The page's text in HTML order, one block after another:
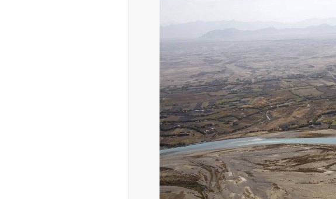
واردات خودرو از منطقه آزاد تهران؛ مناظره
داغی که بازار خودرو را تحت تأثیر قرار داد